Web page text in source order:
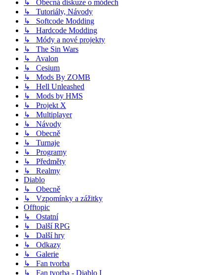
↳ Obecná diskuze o módech
↳ Tutoriály, Návody
↳ Softcode Modding
↳ Hardcode Modding
↳ Módy a nové projekty
↳ The Sin Wars
↳ Avalon
↳ Cesium
↳ Mods By ZOMB
↳ Hell Unleashed
↳ Mods by HMS
↳ Projekt X
↳ Multiplayer
↳ Návody
↳ Obecně
↳ Turnaje
↳ Programy
↳ Předměty
↳ Realmy
Diablo
↳ Obecně
↳ Vzpomínky a zážitky
Offtopic
↳ Ostatní
↳ Další RPG
↳ Další hry
↳ Odkazy
↳ Galerie
↳ Fan tvorba
↳ Fan tvorba - Diablo I